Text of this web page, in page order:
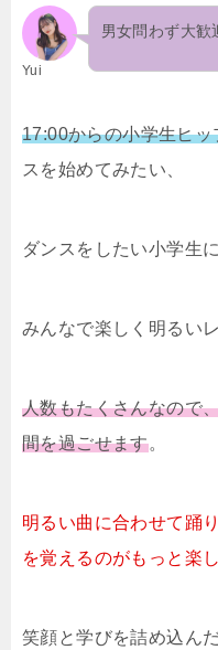
Yui
男女問わず大歓
17:00からの小学生ヒ
スを始めてみたい、
ダンスをしたい小学生
みんなで楽しく明るい
人数もたくさんなので
間を過ごせます。
明るい曲に合わせて踊
を覚えるのがもっと楽
笑顔と学びを詰め込ん